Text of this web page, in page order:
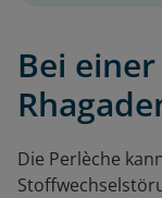
Bei
Die Perlèche